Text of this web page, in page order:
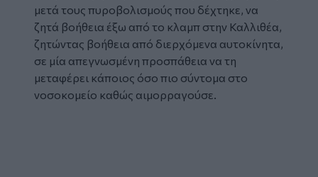
μετά τους πυροβολισμούς που δέχτηκε, να
ζητά βοήθεια έξω από το κλαμπ στην Καλλιθέα,
ζητώντας βοήθεια από διερχόμενα αυτοκίνητα,
σε μία απεγνωσμένη προσπάθεια να τη
μεταφέρει κάποιος όσο πιο σύντομα στο
νοσοκομείο καθώς αιμορραγούσε.